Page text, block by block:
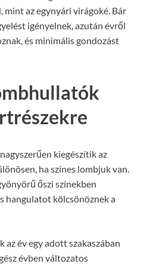
mint az egynyári virágoké. Bár
igényelnek, azután évről
és minimális gondozást
kiegészítik az
ha színes lombjuk van.
őszi színekben
hangulatot kölcsönöznek a
az év egy adott szakaszában
évben változatos